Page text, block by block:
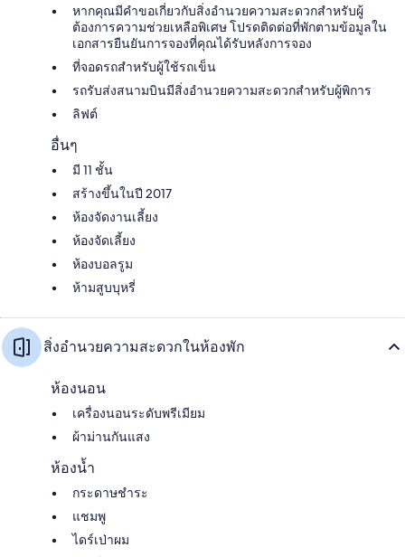
หากคุณมีคำขอเกี่ยวกับสิ่งอำนวยความสะดวกสำหรับผู้
ต้องการความช่วยเหลือพิเศษ โปรดติดต่อที่พักตามข้อมูลใน
เอกสารยืนยันการจองที่คุณได้รับหลังการจอง
ที่จอดรถสำหรับผู้ใช้รถเข็น
รถรับส่งสนามบินมีสิ่งอำนวยความสะดวกสำหรับผู้พิการ
ลิฟต์
อื่นๆ
มี 11 ชั้น
สร้างขึ้นในปี 2017
ห้องจัดงานเลี้ยง
ห้องจัดเลี้ยง
ห้องบอลรูม
ห้ามสูบบุหรี่
สิ่งอำนวยความสะดวกในห้องพัก
ห้องนอน
เครื่องนอนระดับพรีเมียม
ผ้าม่านกันแสง
ห้องน้ำ
กระดาษชำระ
แชมพู
ไดร์เป่าผม